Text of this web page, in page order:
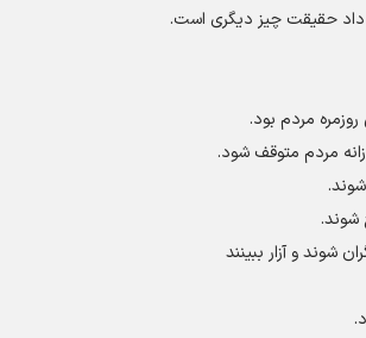
داد حقیقت چیز دیگری است.
مردم بود.
مردم متوقف شود.
شوند.
شوند و آزار ببینند